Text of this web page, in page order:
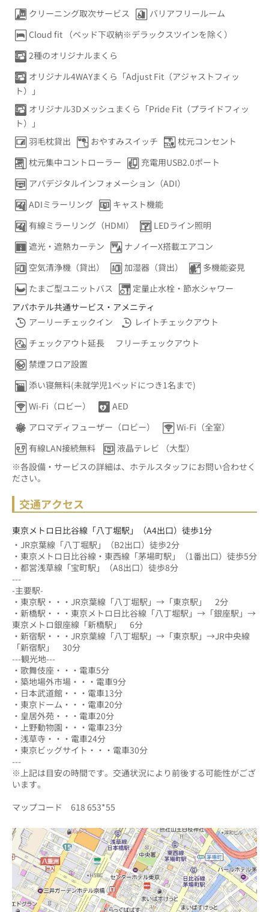
クリーニング取次サービス
バリアフリールーム
Cloud fit （ベッド下収納※デラックスツインを除く）
2種のオリジナルまくら
オリジナル4WAYまくら「Adjust Fit（アジャストフィッ
ト）」
オリジナル3Dメッシュまくら「Pride Fit（プライドフィッ
ト）」
羽毛枕貸出
おやすみスイッチ
枕元コンセント
枕元集中コントローラー
充電用USB2.0ポート
アパデジタルインフォメーション（ADI）
ADIミラーリング
キャスト機能
有線ミラーリング（HDMI）
LEDライン照明
遮光・遮熱カーテン
ナノイーX搭載エアコン
空気清浄機（貸出）
加湿器（貸出）
多機能姿見
たまご型ユニットバス
定量止水栓・節水シャワー
アパホテル共通サービス・アメニティ
アーリーチェックイン
レイトチェックアウト
チェックアウト延長
フリーチェックアウト
禁煙フロア設置
添い寝無料(未就学児1ベッドにつき1名まで)
Wi-Fi（ロビー）
AED
アロマディフューザー（ロビー）
Wi-Fi（全室）
有線LAN接続無料
液晶テレビ （大型）
※各設備・サービスの詳細は、ホテルスタッフにお問い合わせく
ださい。
交通アクセス
東京メトロ日比谷線「八丁堀駅」（A4出口）徒歩1分
・JR京葉線「八丁堀駅」（B2出口）徒歩2分
・東京メトロ日比谷線・東西線「茅場町駅」（1番出口）徒歩5分
・都営浅草線「宝町駅」（A8出口）徒歩8分
---
-主要駅-
・東京駅・・・JR京葉線「八丁堀駅」→「東京駅」　2分
・新橋駅・・・東京メトロ日比谷線「八丁堀駅」→「銀座駅」→
・新宿駅・・・JR京葉線「八丁堀駅」→「東京駅」→JR中央線
「新宿駅」　30分
---観光地---
・歌舞伎座・・・電車5分
・築地場外市場・・・電車9分
・日本武道館・・・電車13分
・東京ドーム・・・電車20分
・皇居外苑・・・電車20分
・上野動物園・・・電車23分
・浅草寺・・・電車24分
・東京ビッグサイト・・・電車30分
---
※上記は目安の時間です。交通状況により前後する可能性がござ
います。
マップコード　618 653*55